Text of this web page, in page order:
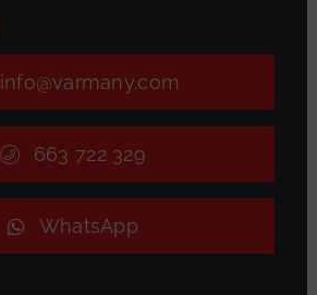
info@varmany.com
663 722 329
WhatsApp